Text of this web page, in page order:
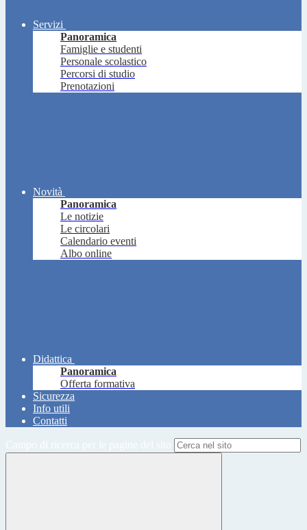
Servizi
Panoramica
Famiglie e studenti
Personale scolastico
Percorsi di studio
Prenotazioni
Novità
Panoramica
Le notizie
Le circolari
Calendario eventi
Albo online
Didattica
Panoramica
Offerta formativa
Sicurezza
Info utili
Contatti